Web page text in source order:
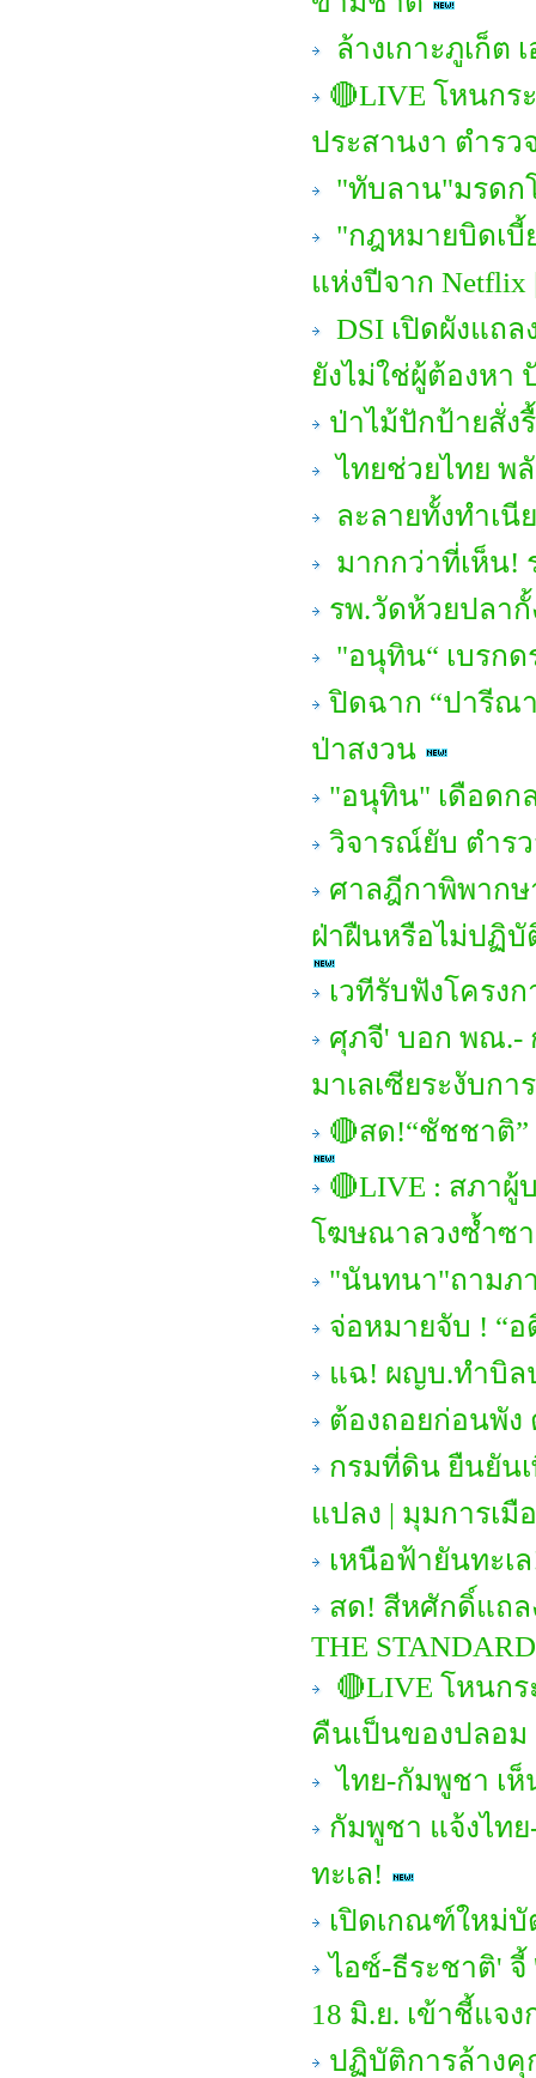
ล้างเกาะภูเก็ต
🔴LIVE โหนกร
ประสานงา ตำร
"ทับลาน"มรดก
"กฎหมายบิดเบี้
แห่งปีจาก Netflix
DSI เปิดผังแถล
ยังไม่ใช่ผู้ต้องหา
ป่าไม้ปักป้ายสั่ง
ไทยช่วยไทย พ
ละลายทั้งทำเนี
มากกว่าที่เห็น!
รพ.วัดห้วยปลา
"อนุทิน“ เบรกด
ปิดฉาก “ปารีณ
ป่าสงวน
"อนุทิน" เดือดก
วิจารณ์ยับ ตำร
ศาลฎีกาพิพากษ
ฝ่าฝืนหรือไม่ปฏิบั
เวทีรับฟังโครง
ศุภจี' บอก พณ.-
มาเลเซียระงับก
🔴สด!“ชัชชาติ”
🔴LIVE : สภาผู้
โฆษณาลวงซ้ำซ
"นันทนา"ถามภ
จ่อหมายจับ ! “
แฉ! ผญบ.ทำบิล
ต้องถอยก่อนพั
กรมที่ดิน ยืนยัน
แปลง | มุมการเมื
เหนือฟ้ายันทะเ
สด! สีหศักดิ์แถล
THE STANDARD
🔴LIVE โหนก
คืนเป็นของปลอม
ไทย-กัมพูชา เห็
กัมพูชา แจ้งไท
ทะเล!
เปิดเกณฑ์ใหม่
ไอซ์-ธีระชาติ' จี้
18 มิ.ย. เข้าชี้แจ
ปฏิบัติการล้างคุ